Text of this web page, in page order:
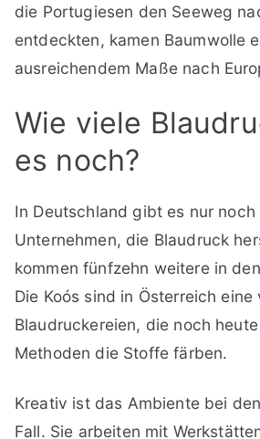
die Portugiesen den Seeweg
entdeckten, kamen Baumwolle
ausreichendem Maße nach
Wie viele
es noch?
In Deutschland gibt es nur
Unternehmen, die Blaudruck
kommen fünfzehn weitere in
Die Koós sind in Österreich eine
Blaudruckereien, die noch
Methoden die Stoffe färben.
Kreativ ist das Ambiente bei
Fall. Sie arbeiten mit